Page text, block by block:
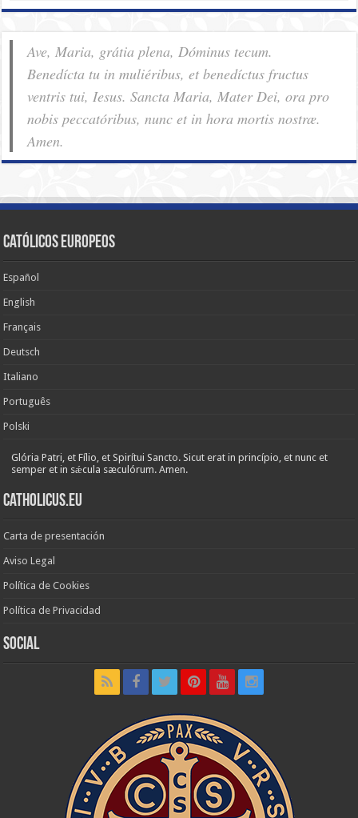
Ave, Maria, grátia plena, Dóminus tecum.
Benedícta tu in muliéribus, et benedíctus fructus
ventris tui, Iesus. Sancta Maria, Mater Dei, ora pro
nobis pec­ca­tóribus, nunc et in hora mortis nostræ.
Amen.
Católicos Europeos
Español
English
Français
Deutsch
Italiano
Português
Polski
Glória Patri, et Fílio, et Spirítui Sancto. Sicut erat in princípio, et nunc et
semper et in sǽcula sæculórum. Amen.
Catholicus.eu
Carta de presentación
Aviso Legal
Política de Cookies
Política de Privacidad
Social